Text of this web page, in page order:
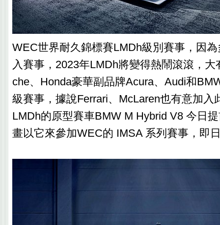
WEC世界耐久錦標賽LMDh級別賽事，因
入賽事，2023年LMDh將變得熱鬧滾滾，
che、Honda豪華副品牌Acura、Audi和
級賽事，據說Ferrari、McLaren也有意加入
LMDh的原型賽車BMW M Hybrid V8 今日
畫以它來參加WEC的 IMSA 系列賽事，即